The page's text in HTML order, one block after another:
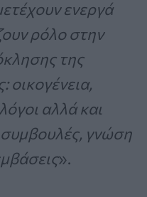
ενεργά
ρόλο στην
της
οικογένεια,
αλλά και
γνώση
».